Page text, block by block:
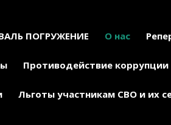
ПОГРУЖЕНИЕ О нас
Противодействие коррупции
Льготы участникам СВО и их